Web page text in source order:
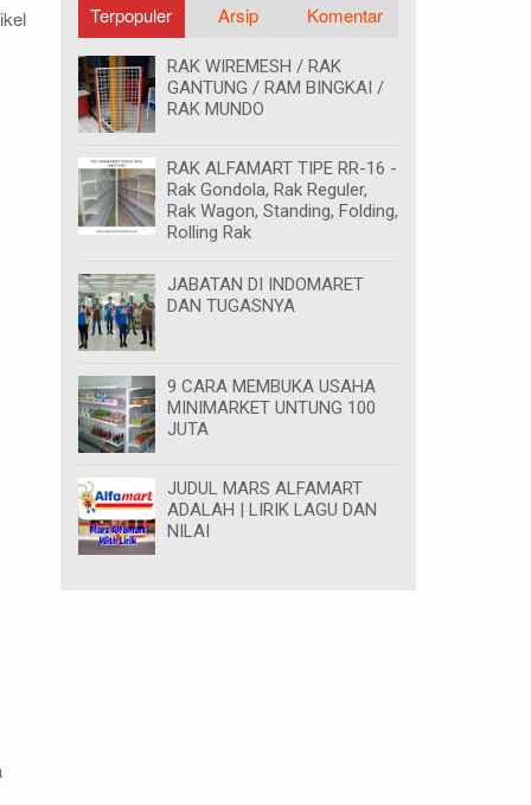
Terpopuler Arsip Komentar
RAK WIREMESH / RAK
GANTUNG / RAM BINGKAI /
RAK MUNDO
RAK ALFAMART TIPE RR-16 -
Rak Gondola, Rak Reguler,
Rak Wagon, Standing, Folding,
Rolling Rak
JABATAN DI INDOMARET
DAN TUGASNYA
9 CARA MEMBUKA USAHA
MINIMARKET UNTUNG 100
JUTA
JUDUL MARS ALFAMART
ADALAH | LIRIK LAGU DAN
NILAI